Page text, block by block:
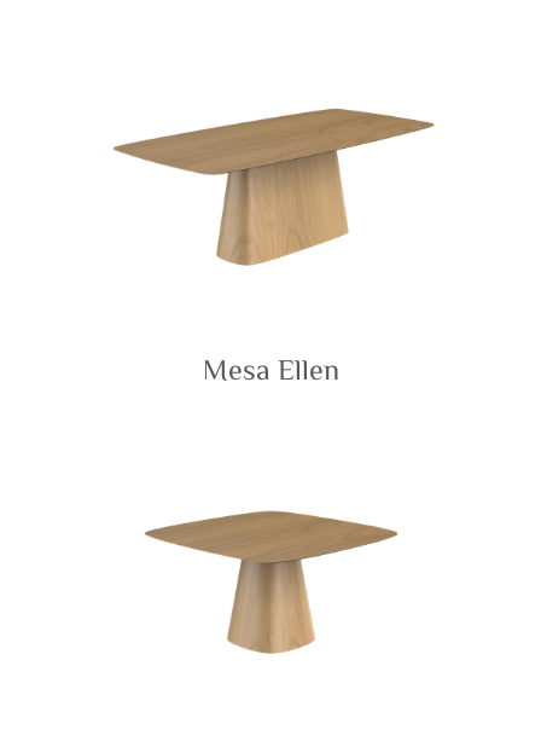
Mesa Ellen